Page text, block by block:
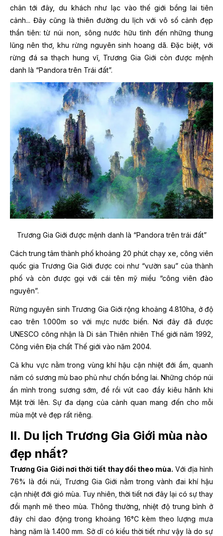
chân tới đây, du khách như lạc vào thế giới bồng lai tiên
cảnh... Đây cũng là thiên đường du lịch với vô số cảnh đẹp
thần tiên: từ núi non, sông nước hữu tình đến những thung
lũng nên thơ, khu rừng nguyên sinh hoang dã. Đặc biệt, với
rừng đá sa thạch hung vĩ, Trương Gia Giới còn được mệnh
danh là “Pandora trên Trái đất”.
Trương Gia Giới được mệnh danh là “Pandora trên trái đất”
Cách trung tâm thành phố khoảng 20 phút chạy xe, công viên
quốc gia Trương Gia Giới được coi như “vườn sau” của thành
phố và còn được gọi với cái tên mỹ miều “công viên đào
nguyên”.
Rừng nguyên sinh Trương Gia Giới rộng khoảng 4.810ha, ở độ
cao trên 1.000m so với mực nước biển. Nơi đây đã được
UNESCO công nhận là Di sản Thiên nhiên Thế giới năm 1992,
Công viên Địa chất Thế giới vào năm 2004.
Cả khu vực nằm trong vùng khí hậu cận nhiệt đới ẩm, quanh
năm có sương mù bao phủ như chốn bồng lai. Những chóp núi
ẩn mình trong sương sớm, để rồi vút cao đầy kiêu hãnh khi
Mặt trời lên. Sự đa dạng của cảnh quan mang đến cho mỗi
mùa một vẻ đẹp rất riêng.
II. Du lịch Trương Gia Giới mùa nào
đẹp nhất?
Trương Gia Giới nơi thời tiết thay đổi theo mùa. Với địa hình
76% là đồi núi, Trương Gia Giới nằm trong vành đai khí hậu
cận nhiệt đới gió mùa. Tuy nhiên, thời tiết nơi đây lại có sự thay
đổi mạnh mẽ theo mùa. Thông thường, nhiệt độ trung bình ở
đây chỉ dao động trong khoảng 16°C kèm theo lượng mưa
hàng năm là 1.400 mm. Sở dĩ có kiểu thời tiết như vậy là do sự